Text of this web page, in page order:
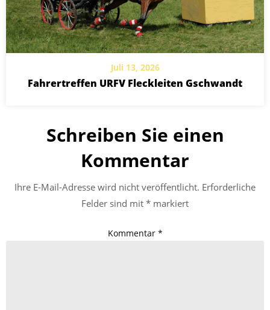
Juli 13, 2026
Fahrertreffen URFV Fleckleiten Gschwandt
Schreiben Sie einen
Kommentar
Ihre E-Mail-Adresse wird nicht veröffentlicht. Erforderliche
Felder sind mit * markiert
Kommentar *